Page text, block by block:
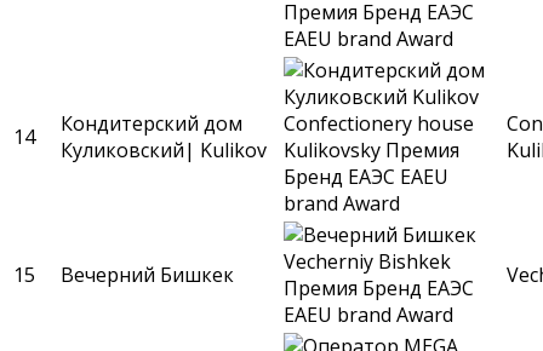
14
Кондитерский дом
Куликовский| Kulikov
15 Вечерний Бишкек